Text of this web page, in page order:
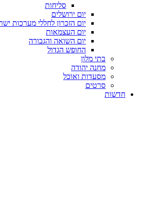
סליחות
יום ירושלים
יום הזכרון לחללי מערכות
יום העצמאות
יום השואה והגבורה
החופש הגדול
בתי מלון
מחנה יהודה
מסעדות ואוכל
סרטים
חדשות